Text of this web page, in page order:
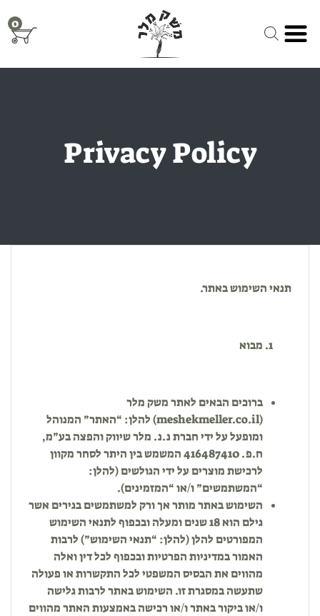
content
0
Privacy Policy
תנאי השימוש באתר.
מבוא
ברוכים הבאים לאתר משק מלר
(
meshekmeller.co.il) להלן: “האתר” המנוהל
ומופעל על ידי חברת נ.נ. מלר שיווק והפצה בע”מ,
ח.פ. 416487410 המשמש בין היתר לסחר מקוון
לרכישת מוצרים על ידי הגולשים (להלן:
“המשתמשים” ו/או “המזמינים).
השימוש באתר מותר אך ורק למשתמשים בגירים אשר
גילם הוא 18 שנים ומעלה ובכפוף לתנאי השימוש
המפורטים להלן (להלן: “תנאי השימוש”) לרבות
האמור במדיניות הפרטיות ובכפוף לכל דין ואלה
מהווים את הבסיס המשפטי לכל התקשרות או פעולה
שתעשה במסגרת זו. השימוש באתר לרבות גלישה
ו/או ביקור באתר ו/או רכישה באמצעות האתר מהווים